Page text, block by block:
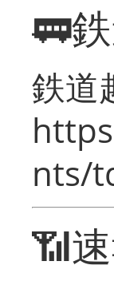
🚃
鉄道
nts/
📶